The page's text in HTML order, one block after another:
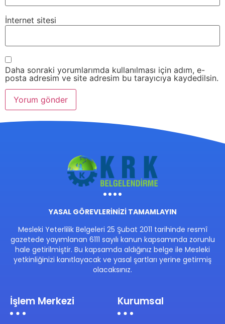
İnternet sitesi
Daha sonraki yorumlarımda kullanılması için adım, e-
posta adresim ve site adresim bu tarayıcıya kaydedilsin.
YASAL GÖREVLERİNİZİ TAMAMLAYIN
Mesleki Yeterlilik Belgeleri 25 Şubat 2011 tarihinde resmî
gazetede yayımlanan 6111 sayılı kanun kapsamında zorunlu
hale getirilmiştir. Bu kapsamda aldığınız belge ile Mesleki
yetkinliğinizi kanıtlayacak ve yasal şartları yerine getirmiş
olacaksınız.
İşlem Merkezi Kurumsal